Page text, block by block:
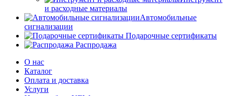
и расходные материалы
Автомобильные
сигнализации
Подарочные сертификаты
Распродажа
О нас
Каталог
Оплата и доставка
Услуги